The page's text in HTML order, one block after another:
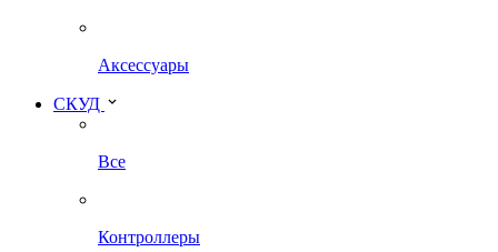
Аксессуары
СКУД
Все
Контроллеры